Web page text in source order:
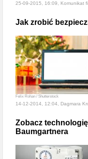
25-09-2015, 16:09, Komunikat
Jak zrobić
Felix Rohan / Shutterstock
14-12-2014, 12:04, Dagmara
Zobacz
Baumgartnera